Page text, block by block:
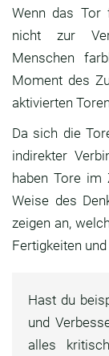
Wenn das Tor
nicht zur
Menschen
Moment des
aktivierten
Da sich die
indirekter
haben Tore im
Weise des
zeigen an,
Fertigkeiten
Hast du
und
alles